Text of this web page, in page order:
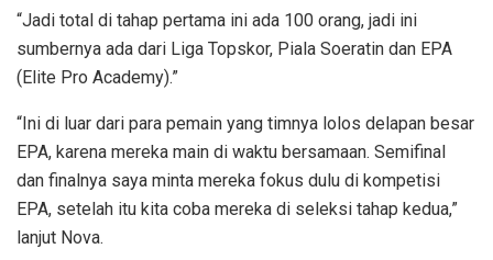
“Jadi total di tahap pertama ini ada 100 orang, jadi ini
sumbernya ada dari Liga Topskor, Piala Soeratin dan EPA
(Elite Pro Academy).”
“Ini di luar dari para pemain yang timnya lolos delapan besar
EPA, karena mereka main di waktu bersamaan. Semifinal
dan finalnya saya minta mereka fokus dulu di kompetisi
EPA, setelah itu kita coba mereka di seleksi tahap kedua,”
lanjut Nova.